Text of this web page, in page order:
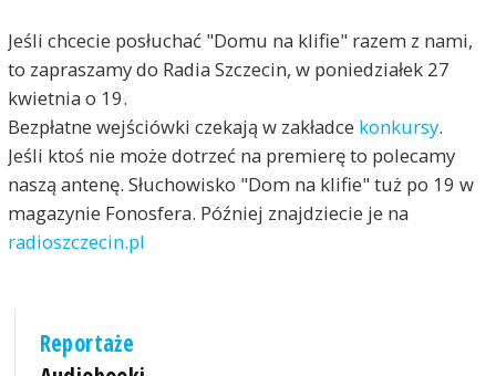
Jeśli chcecie posłuchać "Domu na klifie" razem z nami,
to zapraszamy do Radia Szczecin, w poniedziałek 27
kwietnia o 19.
Bezpłatne wejściówki czekają w zakładce konkursy.
Jeśli ktoś nie może dotrzeć na premierę to polecamy
naszą antenę. Słuchowisko "Dom na klifie" tuż po 19 w
magazynie Fonosfera. Później znajdziecie je na
radioszczecin.pl
Reportaże